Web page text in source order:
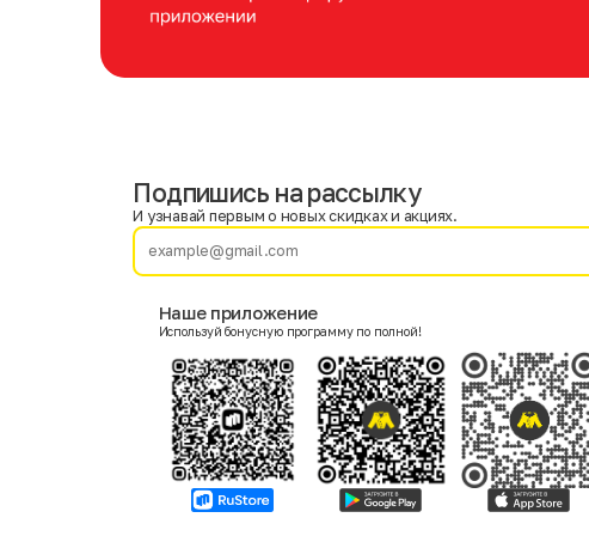
Фамилия
Женский
Согласие на получение чеков по электронной почте
Подпишись на рассылку
И узнавай первым о новых скидках и акциях.
Наше приложение
Используй бонусную программу по полной!